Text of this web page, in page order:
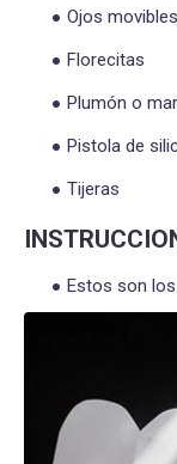
Ojos
Florecitas
Plumón o
Pistola de
Tijeras
Estos son